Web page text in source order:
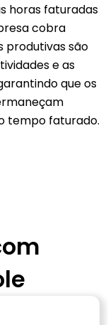
horas faturadas
cobra
produtivas são
e as
que os
tempo faturado.